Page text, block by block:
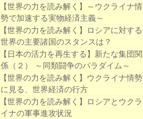
【世界の力を読み解く】～ウクライナ情
勢で加速する実物経済主義～
【世界の力を読み解く】ロシアに対する
世界の主要諸国のスタンスは？
【日本の活力を再生する】新たな集団関
係（２） ～同類闘争のパラダイム～
【世界の力を読み解く】ウクライナ情勢
に見る、世界経済の行方
【世界の力を読み解く】ロシアとウクラ
イナの軍事進攻状況